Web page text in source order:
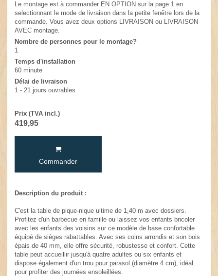
Le montage est à commander EN OPTION sur la page 1 en
selectionnant le mode de livraison dans la petite fenêtre lors de la
commande. Vous avez deux options LIVRAISON ou LIVRAISON
AVEC montage.
Nombre de personnes pour le montage?
1
Temps d'installation
60 minute
Délai de livraison
1 - 21 jours ouvrables
Prix (TVA incl.)
419,95
Commander
Description du produit :
C'est la table de pique-nique ultime de 1,40 m avec dossiers.
Profitez d'un barbecue en famille ou laissez vos enfants bricoler
avec les enfants des voisins sur ce modèle de base confortable
équipé de sièges rabattables. Avec ses coins arrondis et son bois
épais de 40 mm, elle offre sécurité, robustesse et confort. Cette
table peut accueillir jusqu'à quatre adultes ou six enfants et
dispose également d'un trou pour parasol (diamètre 4 cm), idéal
pour profiter des journées ensoleillées.